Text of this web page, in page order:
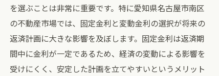
名古屋市南区の魅力的な環境と生活利便性
将来の資産価値を見据えた市場分析
住宅ローンを活用した建売購入の成功法
賢い資金計画の立て方
を選ぶことは非常に重要です。特に愛知県名古屋市南区
の不動産市場では、固定金利と変動金利の選択が将来の
返済計画に大きな影響を及ぼします。固定金利は返済期
間中に金利が一定であるため、経済の変動による影響を
受けにくく、安定した計画を立てやすいというメリット